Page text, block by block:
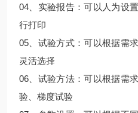
04、实验报告：可以人为设
行打印
05、试验方式：可以根据需
灵活选择
06、试验方法：可以根据需
验、梯度试验